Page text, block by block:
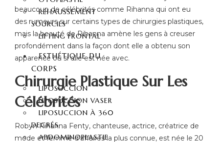
REHAUSSEMENT
SOURCILS
LIFTING FRONTAL
ESTHÉTIQUE DU
CORPS
LIPOSUCCION
LIPOSUCCION VASER
LIPOSUCCION À 360
DEGRÉS
ABDOMINOPLASTIE
beaucoup de célébrités comme Rihanna qui ont eu
des rumeurs sur certains types de chirurgies plastiques,
mais la beauté de Rihanna amène les gens à creuser
profondément dans la façon dont elle a obtenu son
apparence ou si elle est née avec.
Chirurgie Plastique Sur Les
Célébrités
Robyn Rihanna Fenty, chanteuse, actrice, créatrice de
mode et femme d’affaires la plus connue, est née le 20